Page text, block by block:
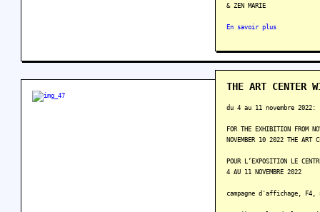
& ZEN MARIE
En savoir plus
THE ART CENTER
du 4 au 11 novembre 2022:
FOR THE EXHIBITION FROM
NOVEMBER 10 2022 THE ART
POUR L’EXPOSITION LE
4 AU 11 NOVEMBRE 2022
campagne d'affichage, F4,